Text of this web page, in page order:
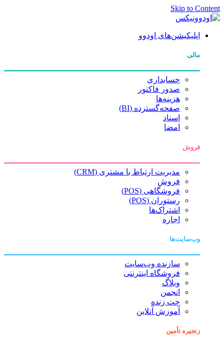
Skip to Content
اپلیکیشن‌های اودوو
مالی
حسابداری
صدور فاکتور
هزینه‌ها
صفحه‌گسترده (BI)
اسناد
امضا
فروش
مدیریت ارتباط با مشتری (CRM)
فروش
فروشگاهی (POS)
رستوران (POS)
اشتراک‌ها
اجاره
وب‌سایت‌ها
سازنده وب‌سایت
فروشگاه اینترنتی
وبلاگ
انجمن
چت زنده
آموزش آنلاین
زنجیره تأمین